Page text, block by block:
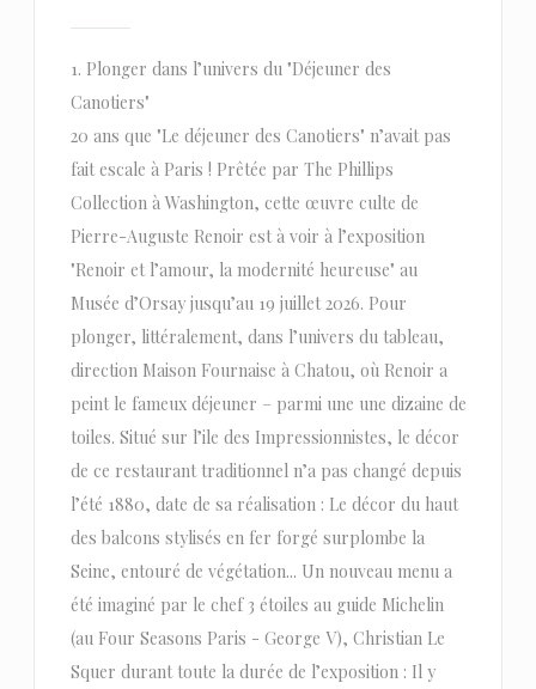
1. Plonger dans l’univers du "Déjeuner des
Canotiers"
20 ans que "Le déjeuner des Canotiers" n’avait pas
fait escale à Paris ! Prêtée par The Phillips
Collection à Washington, cette œuvre culte de
Pierre-Auguste Renoir est à voir à l’exposition
"Renoir et l’amour, la modernité heureuse" au
Musée d’Orsay jusqu’au 19 juillet 2026. Pour
plonger, littéralement, dans l’univers du tableau,
direction Maison Fournaise à Chatou, où Renoir a
peint le fameux déjeuner – parmi une une dizaine de
toiles. Situé sur l’ile des Impressionnistes, le décor
de ce restaurant traditionnel n’a pas changé depuis
l’été 1880, date de sa réalisation : Le décor du haut
des balcons stylisés en fer forgé surplombe la
Seine, entouré de végétation... Un nouveau menu a
été imaginé par le chef 3 étoiles au guide Michelin
(au Four Seasons Paris - George V), Christian Le
Squer durant toute la durée de l’exposition : Il y